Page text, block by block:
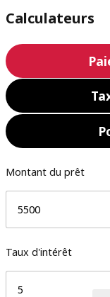
Calculateurs
Montant du prêt
Taux d'intérêt